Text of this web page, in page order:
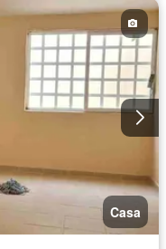
Agua
Zonas verdes
Conserje
Wifi
Sin amueblar
Casa